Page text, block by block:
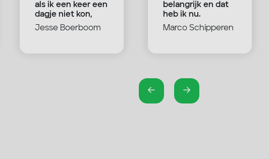
als ik een keer een
dagje niet kon,
was dat niet erg.
Jesse Boerboom
belangrijk en dat
heb ik nu.
Marco Schipperen